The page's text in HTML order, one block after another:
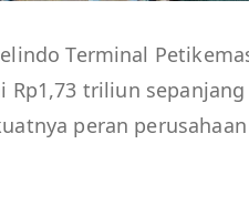
Terminal
Rp1,73 triliun
peran